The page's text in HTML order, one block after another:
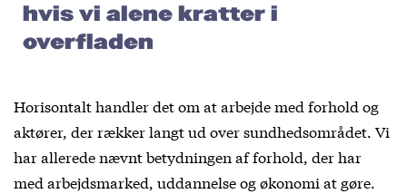
hvis vi alene kratter i
overfladen
Horisontalt handler det om at arbejde med forhold og
aktører, der rækker langt ud over sundhedsområdet. Vi
har allerede nævnt betydningen af forhold, der har
med arbejdsmarked, uddannelse og økonomi at gøre.